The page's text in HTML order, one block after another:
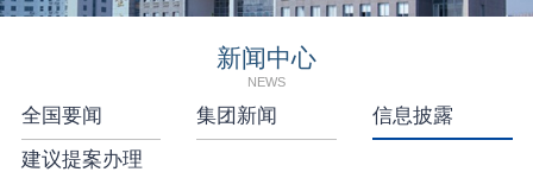
新闻中心
NEWS
全国要闻 集团新闻
信息披露
建议提案办理